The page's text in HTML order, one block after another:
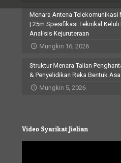
Menara Antena Telekomunikasi
| 25m Spesifikasi Teknikal Keluli
Analisis Kejuruteraan
Mungkin 16, 2026
Struktur Menara Talian
& Penyelidikan Reka Bentuk
Mungkin 5, 2026
Video Syarikat Jielian